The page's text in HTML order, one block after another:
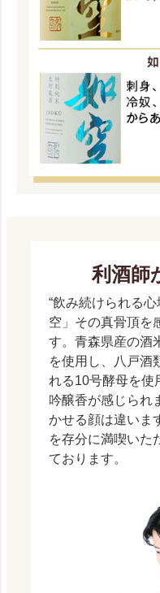
利酒師
“飲み続けられる
空」その真骨頂を
す。青森県産の酒
を使用し、八戸酒
れる10号酵母を使
吟醸香が感じられ
かせる顔は違いま
を存分に満喫いた
ております。